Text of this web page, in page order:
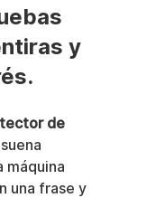
y
de
máquina
una frase y